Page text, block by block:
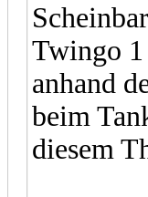
Twingo
anhand
beim
diesem